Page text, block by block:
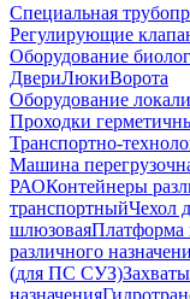
Специальная
Регулирующие
Оборудование
ДвериЛюкиВорота
Оборудование
Проходки
Транспортно-
Машина
РАОКонтейнеры
транспортныйЧехол
шлюзоваяПлатформа
различного
(для ПС СУЗ)Захваты
назначения